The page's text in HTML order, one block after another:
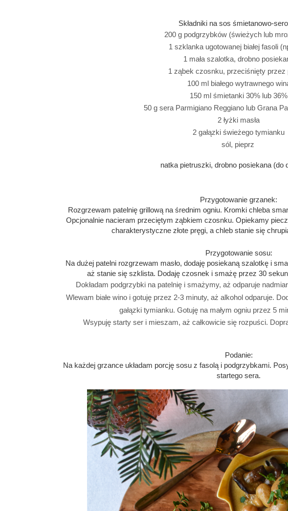
Składniki na sos śmietanowo-
200 g podgrzybków (świeżych lub
1 szklanka ugotowanej białej fasoli
1 mała szalotka, drobno
1 ząbek czosnku, przeciśnięty przez
100 ml białego wytrawnego
150 ml śmietanki 30% lub 36%
50 g sera Parmigiano Reggiano lub Grana
2 łyżki masła
2 gałązki świeżego tymianku
sól, pieprz
natka pietruszki, drobno posiekana (do
Przygotowanie grzanek:
Rozgrzewam patelnię grillową na średnim ogniu. Kromki chleba
Opcjonalnie nacieram przeciętym ząbkiem czosnku. Opiekamy
charakterystyczne złote pręgi, a chleb stanie się
Przygotowanie sosu:
Na dużej patelni rozgrzewam masło, dodaję posiekaną szalotkę i
aż stanie się szklista. Dodaję czosnek i smażę przez 30
Dokładam podgrzybki na patelnię i smażymy, aż odparuje
Wlewam białe wino i gotuję przez 2-3 minuty, aż alkohol odparuje.
gałązki tymianku. Gotuję na małym ogniu przez 5
Wsypuję starty ser i mieszam, aż całkowicie się rozpuści.
Podanie:
Na każdej grzance układam porcję sosu z fasolą i podgrzybkami.
startego sera.